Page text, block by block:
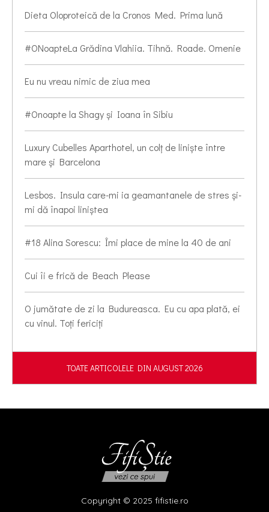
Dieta Oloproteică de la Cronos Med. Prima lună
#ONoapteLa Grădina Vlahiia. Tihnă. Roade. Omenie
Eu nu vreau nimic de ziua mea
#Onoapte la Shagy și Ioana în Sibiu
Luxury Cubelles Aparthotel, un colț de liniște între
mare și Barcelona
Lesbos. Insula care-mi ia geamantanele de stres și-
mi dă înapoi liniștea
#18 Alina Sorescu: Îmi place de mine la 40 de ani
Cui îi e frică de Beach Please
O jumătate de zi la Budureasca. Eu cu apa plată, ei
cu vinul. Toți fericiți
TOATE ARTICOLELE DIN AUGUST 2026
Copyright © 2025 fifistie.ro